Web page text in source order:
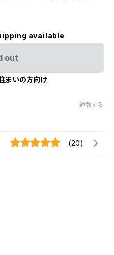
available
out
まいの方向け
通報する
(20)